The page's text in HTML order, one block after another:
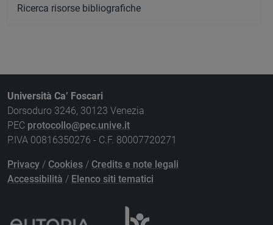
Ricerca risorse bibliografiche
Università Ca’ Foscari
Dorsoduro 3246, 30123 Venezia
PEC protocollo@pec.unive.it
P.IVA 00816350276 - C.F. 80007720271
Privacy / Cookies / Credits e note legali
Accessibilità / Elenco siti tematici